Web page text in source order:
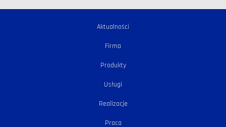
Aktualności
Firma
Produkty
Usługi
Realizacje
Praca